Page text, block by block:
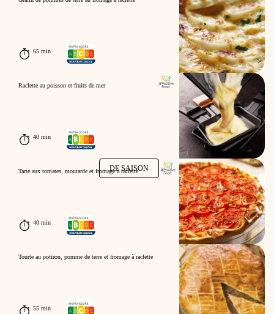
65 min
Raclette au poisson et fruits de mer
40 min
DE SAISON
Tarte aux tomates, moutarde et fromage à raclette
40 min
Tourte au potiron, pomme de terre et fromage à raclette
55 min